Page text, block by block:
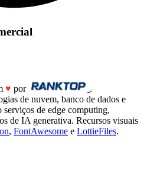
♥ por
.
de nuvem, banco de dados e
de edge computing,
de IA generativa. Recursos visuais
, FontAwesome e LottieFiles.